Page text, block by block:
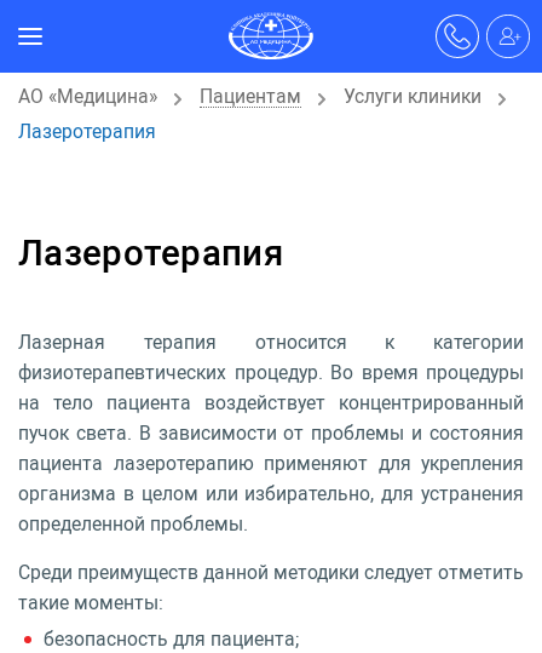
АО «Медицина» Пациентам
Услуги клиники
Лазеротерапия
Лазеротерапия
Лазерная терапия относится к категории
физиотерапевтических процедур. Во время процедуры
на тело пациента воздействует концентрированный
пучок света. В зависимости от проблемы и состояния
пациента лазеротерапию применяют для укрепления
организма в целом или избирательно, для устранения
определенной проблемы.
Среди преимуществ данной методики следует отметить
такие моменты:
безопасность для пациента;